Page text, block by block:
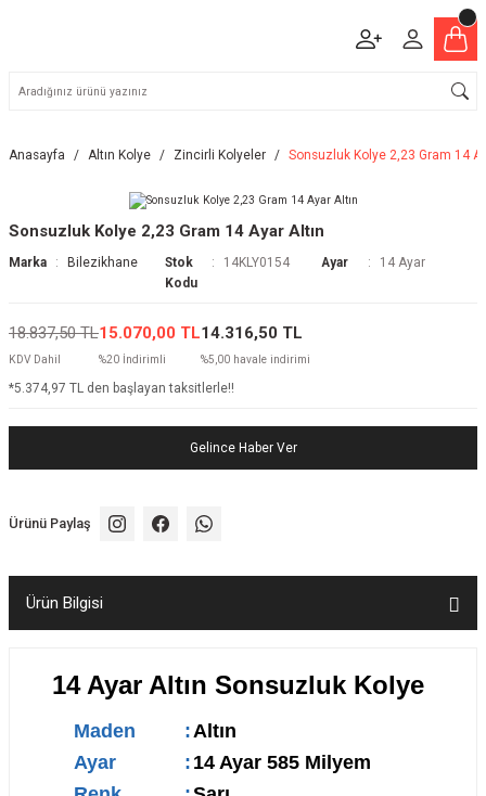
Anasayfa Altın Kolye Zincirli Kolyeler Sonsuzluk Kolye 2,23 Gram 14
Sonsuzluk Kolye 2,23 Gram 14 Ayar Altın
Marka Bilezikhane
Stok
Kodu
14KLY0154 Ayar 14 Ayar
18.837,50 TL
KDV Dahil
15.070,00 TL
%20 İndirimli
14.316,50 TL
%5,00 havale indirimi
*5.374,97 TL den başlayan taksitlerle!!
Gelince Haber Ver
Ürünü Paylaş
Ürün Bilgisi
14 Ayar Altın Sonsuzluk Kolye
Maden :Altın
Ayar
: 14 Ayar 585 Milyem